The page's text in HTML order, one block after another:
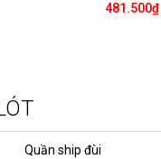
481.500₫
Quần ship đùi